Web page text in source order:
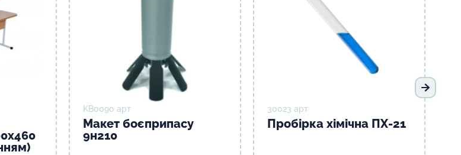
KB0090 арт
Макет боєприпасу
9н210
30023 арт
Пробірка хімічна ПХ-21